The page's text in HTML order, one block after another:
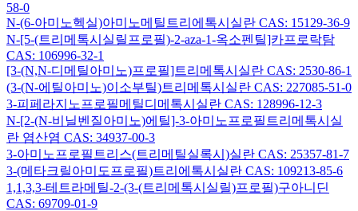
58-0
N-(6-아미노헥실)아미노메틸트리에톡시실란 CAS: 15129-36-9
N-[5-(트리메톡시실릴프로필)-2-aza-1-옥소펜틸]카프로락탐
CAS: 106996-32-1
[3-(N,N-디메틸아미노)프로필]트리메톡시실란 CAS: 2530-86-1
(3-(N-에틸아미노)이소부틸)트리메톡시실란 CAS: 227085-51-0
3-피페라지노프로필메틸디메톡시실란 CAS: 128996-12-3
N-[2-(N-비닐벤질아미노)에틸]-3-아미노프로필트리메톡시실
란 염산염 CAS: 34937-00-3
3-아미노프로필트리스(트리메틸실록시)실란 CAS: 25357-81-7
3-(메타크릴아미도프로필)트리에톡시실란 CAS: 109213-85-6
1,1,3,3-테트라메틸-2-(3-(트리메톡시실릴)프로필)구아니딘
CAS: 69709-01-9